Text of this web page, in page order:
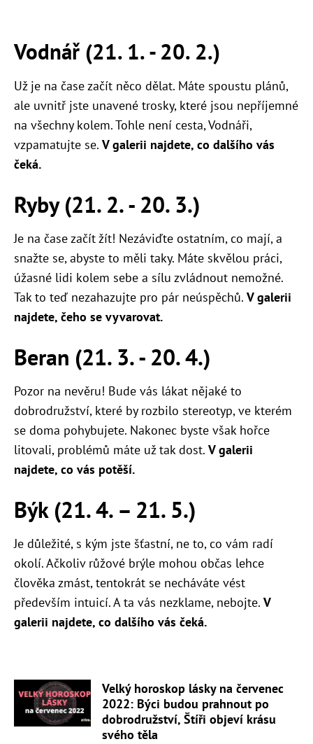
Vodnář (21. 1. - 20. 2.)
Už je na čase začít něco dělat. Máte spoustu plánů,
ale uvnitř jste unavené trosky, které jsou nepříjemné
na všechny kolem. Tohle není cesta, Vodnáři,
vzpamatujte se. V galerii najdete, co dalšího vás
čeká.
Ryby (21. 2. - 20. 3.)
Je na čase začít žít! Nezáviďte ostatním, co mají, a
snažte se, abyste to měli taky. Máte skvělou práci,
úžasné lidi kolem sebe a sílu zvládnout nemožné.
Tak to teď nezahazujte pro pár neúspěchů. V galerii
najdete, čeho se vyvarovat.
Beran (21. 3. - 20. 4.)
Pozor na nevěru! Bude vás lákat nějaké to
dobrodružství, které by rozbilo stereotyp, ve kterém
se doma pohybujete. Nakonec byste však hořce
litovali, problémů máte už tak dost. V galerii
najdete, co vás potěší.
Býk (21. 4. – 21. 5.)
Je důležité, s kým jste šťastní, ne to, co vám radí
okolí. Ačkoliv růžové brýle mohou občas lehce
člověka zmást, tentokrát se necháváte vést
především intuicí. A ta vás nezklame, nebojte. V
galerii najdete, co dalšího vás čeká.
Velký horoskop lásky na červenec
2022: Býci budou prahnout po
dobrodružství, Štíři objeví krásu
svého těla